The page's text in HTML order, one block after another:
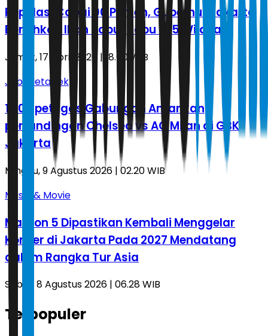
Populasi Capai 90 Persen, Gubernur Jakarta
Bersihkan Ikan Sapu-Sapu di 5 Wilayah
Jumat, 17 April 2026 | 18.00 WIB
Jabodetabek
1.200 petugas Gabungan Amankan
pertandingan Chelsea vs AC Milan di GBK
Jakarta
Minggu, 9 Agustus 2026 | 02.20 WIB
Music & Movie
Maroon 5 Dipastikan Kembali Menggelar
Konser di Jakarta Pada 2027 Mendatang
dalam Rangka Tur Asia
Sabtu, 8 Agustus 2026 | 06.28 WIB
Terpopuler